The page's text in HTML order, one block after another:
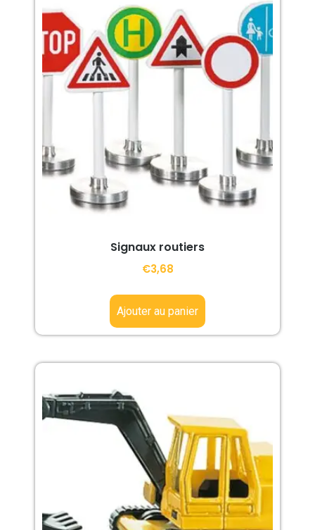
Signaux routiers
€3,68
Ajouter au panier